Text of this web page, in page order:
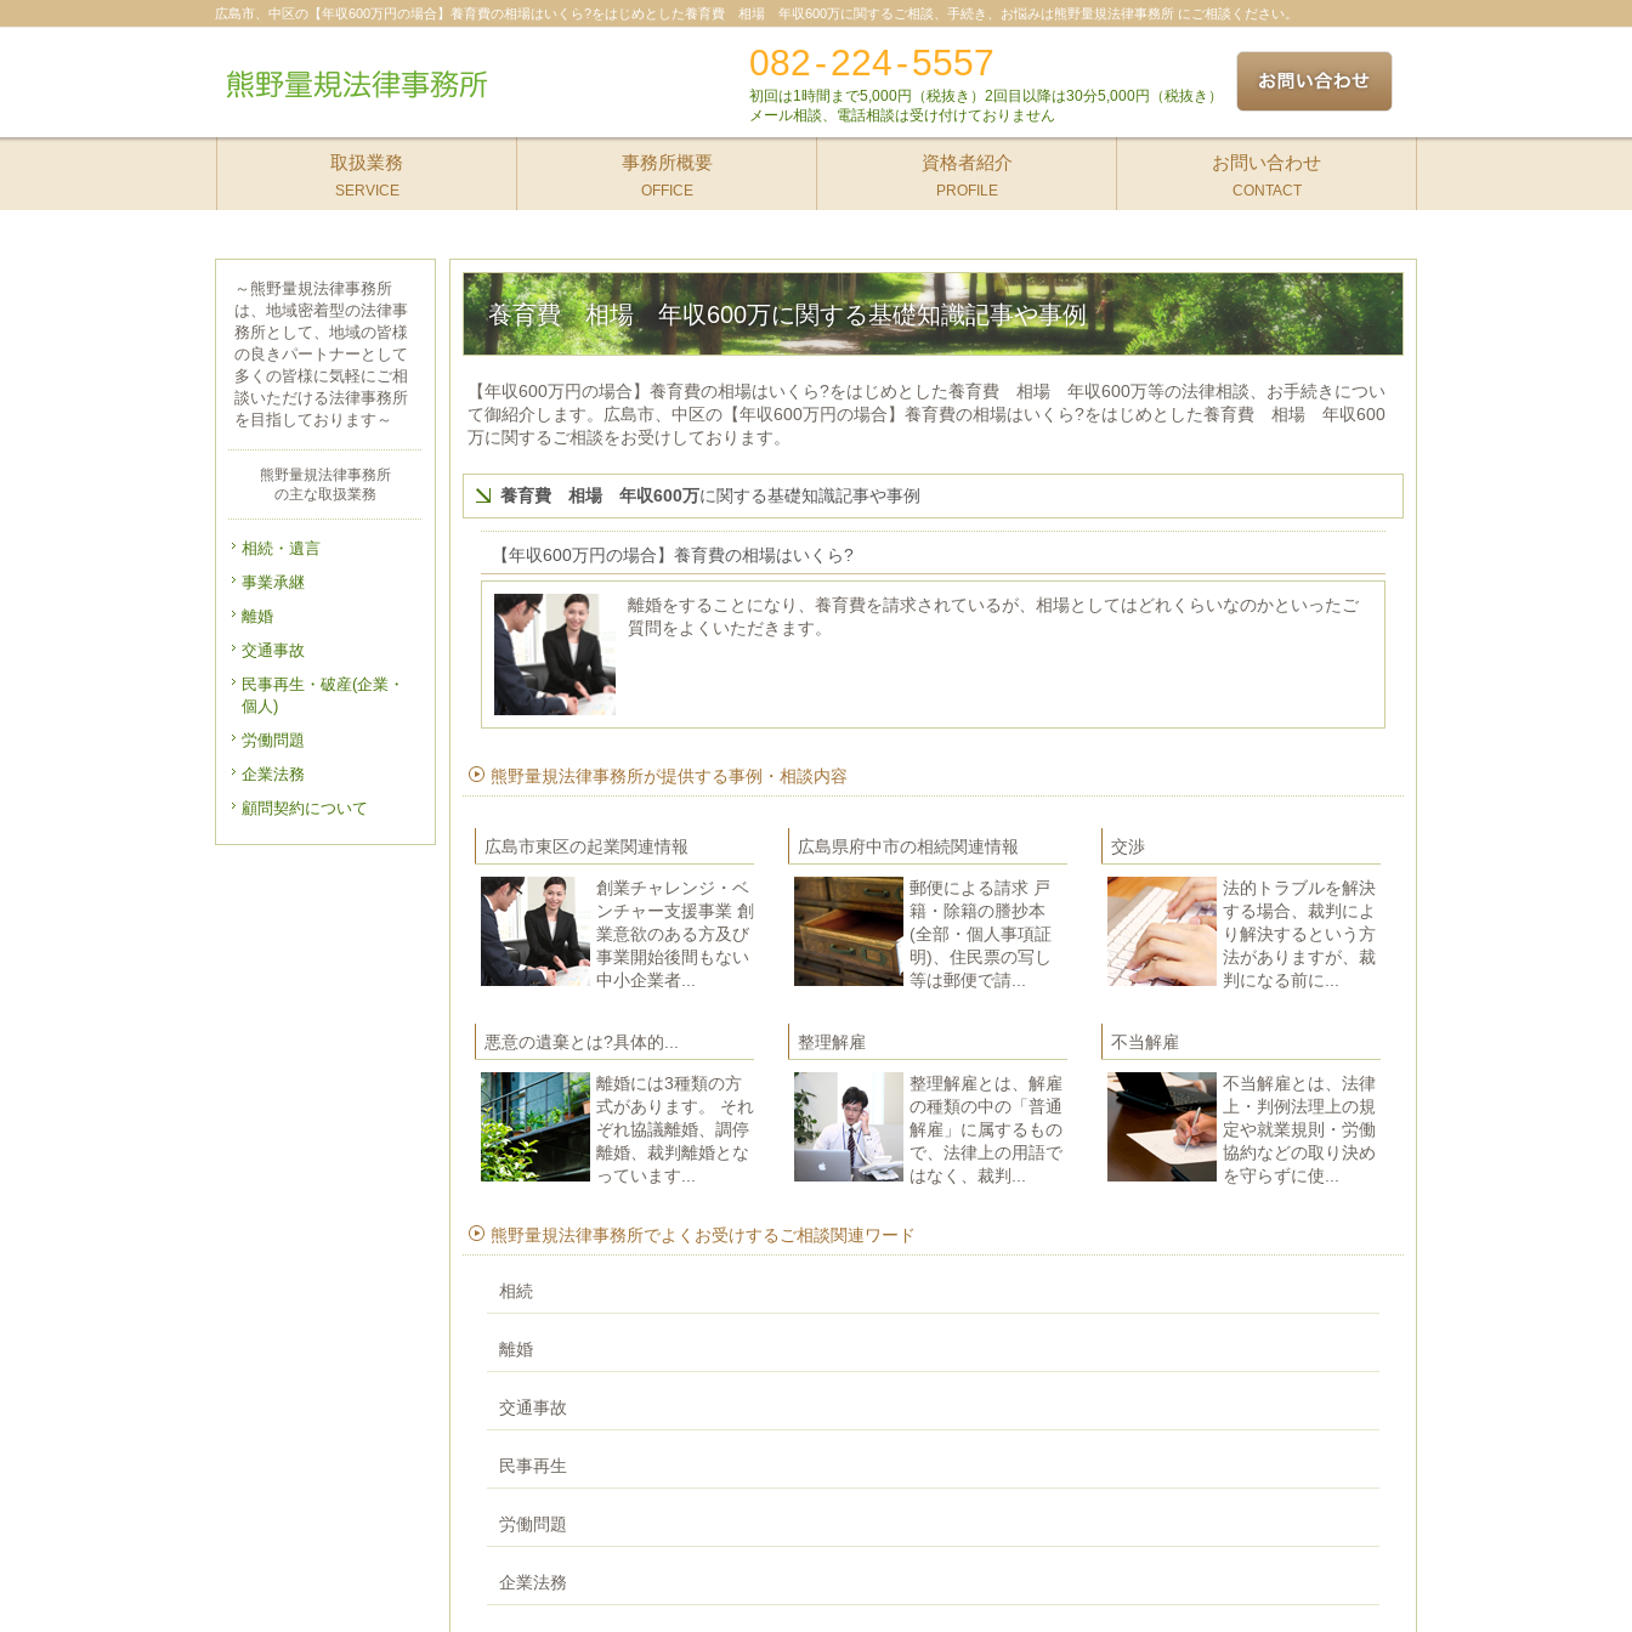
広島市、中区の【年収600万円の場合】養育費の相場はいくら?をはじめとした養育費 相場 年収600万に関するご相談、手続き、お悩みは熊野量規法律事務所 にご相談ください。
082-224-5557
初回は1時間まで5,000円（税抜き）2回目以降は30分5,000円（税抜き）
メール相談、電話相談は受け付けておりません
取扱業務
SERVICE
事務所概要
OFFICE
資格者紹介
PROFILE
お問い合わせ
CONTACT
～熊野量規法律事務所
は、地域密着型の法律事
務所として、地域の皆様
の良きパートナーとして
多くの皆様に気軽にご相
談いただける法律事務所
を目指しております～
熊野量規法律事務所
の主な取扱業務
相続・遺言
事業承継
離婚
交通事故
民事再生・破産(企業・
個人)
労働問題
企業法務
顧問契約について
養育費 相場 年収600万に関する基礎知識記事や事例
【年収600万円の場合】養育費の相場はいくら?をはじめとした養育費 相場 年収600万等の法律相談、お手続きについ
て御紹介します。広島市、中区の【年収600万円の場合】養育費の相場はいくら?をはじめとした養育費 相場 年収600
万に関するご相談をお受けしております。
養育費 相場 年収600万に関する基礎知識記事や事例
【年収600万円の場合】養育費の相場はいくら?
離婚をすることになり、養育費を請求されているが、相場としてはどれくらいなのかといったご
質問をよくいただきます。
熊野量規法律事務所が提供する事例・相談内容
広島市東区の起業関連情報
創業チャレンジ・ベ
ンチャー支援事業 創
業意欲のある方及び
事業開始後間もない
中小企業者...
広島県府中市の相続関連情報
郵便による請求 戸
籍・除籍の謄抄本
(全部・個人事項証
明)、住民票の写し
等は郵便で請...
交渉
法的トラブルを解決
する場合、裁判によ
り解決するという方
法がありますが、裁
判になる前に...
悪意の遺棄とは?具体的...
離婚には3種類の方
式があります。 それ
ぞれ協議離婚、調停
離婚、裁判離婚とな
っています...
整理解雇
整理解雇とは、解雇
の種類の中の「普通
解雇」に属するもの
で、法律上の用語で
はなく、裁判...
不当解雇
不当解雇とは、法律
上・判例法理上の規
定や就業規則・労働
協約などの取り決め
を守らずに使...
熊野量規法律事務所でよくお受けするご相談関連ワード
相続
離婚
交通事故
民事再生
労働問題
企業法務